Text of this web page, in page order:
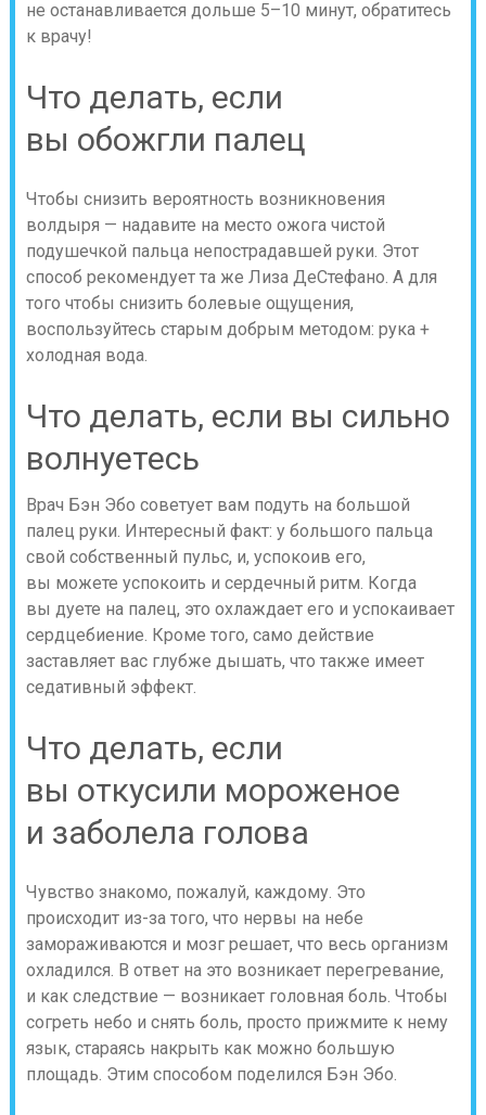
не останавливается дольше 5–10 минут, обратитесь
к врачу!
Что делать, если
вы обожгли палец
Чтобы снизить вероятность возникновения
волдыря — надавите на место ожога чистой
подушечкой пальца непострадавшей руки. Этот
способ рекомендует та же Лиза ДеСтефано. А для
того чтобы снизить болевые ощущения,
воспользуйтесь старым добрым методом: рука +
холодная вода.
Что делать, если вы сильно
волнуетесь
Врач Бэн Эбо советует вам подуть на большой
палец руки. Интересный факт: у большого пальца
свой собственный пульс, и, успокоив его,
вы можете успокоить и сердечный ритм. Когда
вы дуете на палец, это охлаждает его и успокаивает
сердцебиение. Кроме того, само действие
заставляет вас глубже дышать, что также имеет
седативный эффект.
Что делать, если
вы откусили мороженое
и заболела голова
Чувство знакомо, пожалуй, каждому. Это
происходит из-за того, что нервы на небе
замораживаются и мозг решает, что весь организм
охладился. В ответ на это возникает перегревание,
и как следствие — возникает головная боль. Чтобы
согреть небо и снять боль, просто прижмите к нему
язык, стараясь накрыть как можно большую
площадь. Этим способом поделился Бэн Эбо.